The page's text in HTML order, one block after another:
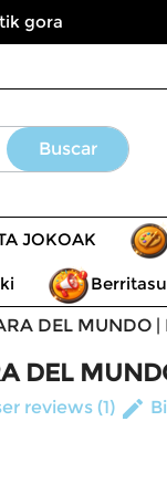
gora
Buscar
JOKOAK
DEL MUNDO
DEL
reviews (1) edit